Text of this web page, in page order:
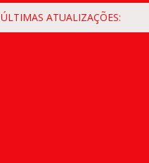
ÚLTIMAS ATUALIZAÇÕES: